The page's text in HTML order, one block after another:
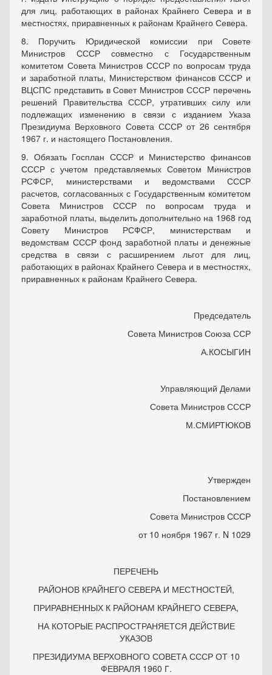
для лиц, работающих в районах Крайнего Севера и в
местностях, приравненных к районам Крайнего Севера.
8. Поручить Юридической комиссии при Совете
Министров СССР совместно с Государственным
комитетом Совета Министров СССР по вопросам труда
и заработной платы, Министерством финансов СССР и
ВЦСПС представить в Совет Министров СССР перечень
решений Правительства СССР, утративших силу или
подлежащих изменению в связи с изданием Указа
Президиума Верховного Совета СССР от 26 сентября
1967 г. и настоящего Постановления.
9. Обязать Госплан СССР и Министерство финансов
СССР с учетом представляемых Советом Министров
РСФСР, министерствами и ведомствами СССР
расчетов, согласованных с Государственным комитетом
Совета Министров СССР по вопросам труда и
заработной платы, выделить дополнительно на 1968 год
Совету Министров РСФСР, министерствам и
ведомствам СССР фонд заработной платы и денежные
средства в связи с расширением льгот для лиц,
работающих в районах Крайнего Севера и в местностях,
приравненных к районам Крайнего Севера.
Председатель
Совета Министров Союза ССР
А.КОСЫГИН
Управляющий Делами
Совета Министров СССР
М.СМИРТЮКОВ
Утвержден
Постановлением
Совета Министров СССР
от 10 ноября 1967 г. N 1029
ПЕРЕЧЕНЬ
РАЙОНОВ КРАЙНЕГО СЕВЕРА И МЕСТНОСТЕЙ,
ПРИРАВНЕННЫХ К РАЙОНАМ КРАЙНЕГО СЕВЕРА,
НА КОТОРЫЕ РАСПРОСТРАНЯЕТСЯ ДЕЙСТВИЕ
УКАЗОВ
ПРЕЗИДИУМА ВЕРХОВНОГО СОВЕТА СССР ОТ 10
ФЕВРАЛЯ 1960 Г.